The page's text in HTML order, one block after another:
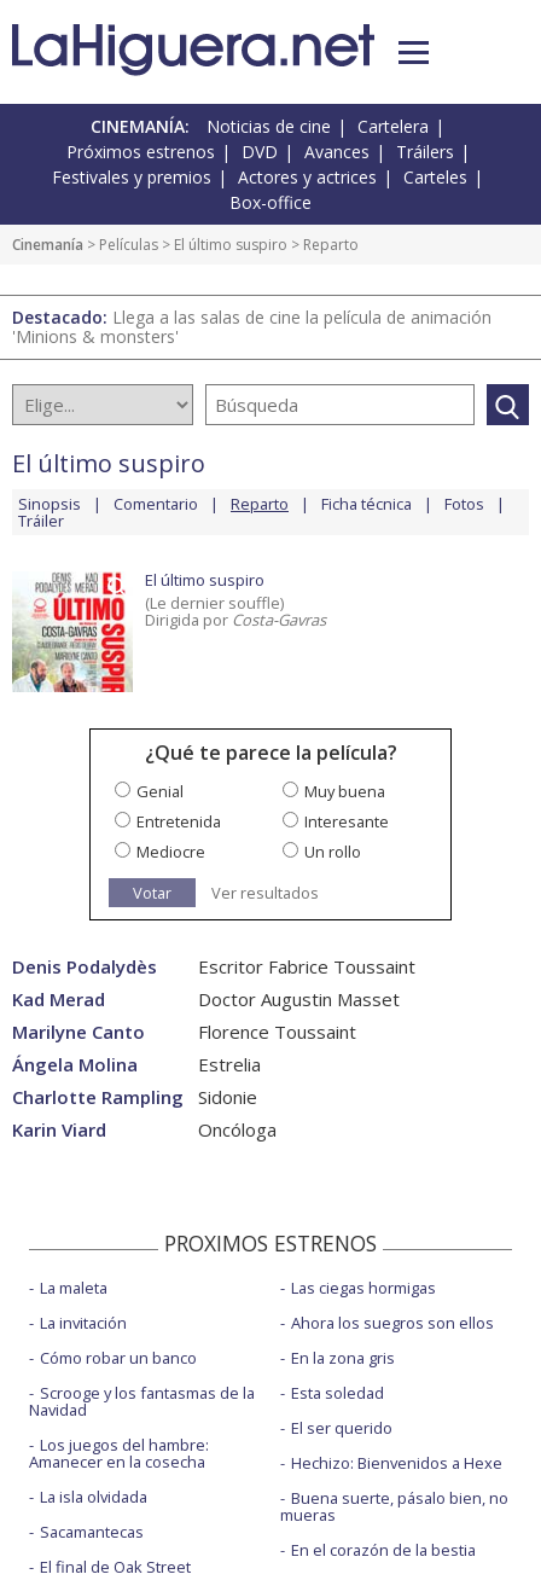
CINEMANÍA: Noticias de cine
Cartelera
Próximos estrenos
DVD Avances
Tráilers
Festivales y premios
Actores y actrices
Carteles
Box-office
Cinemanía > Películas > El último suspiro > Reparto
Destacado: Llega a las salas de cine la película de animación
'Minions & monsters'
El último suspiro
Sinopsis Comentario Reparto Ficha técnica Fotos
Tráiler
El último suspiro
(Le dernier souffle)
Dirigida por Costa-Gavras
¿Qué te parece la película?
Genial
Muy buena
Entretenida
Interesante
Mediocre
Un rollo
Votar
Ver resultados
Denis Podalydès
Escritor Fabrice Toussaint
Kad Merad
Doctor Augustin Masset
Marilyne Canto
Florence Toussaint
Ángela Molina
Estrelia
Charlotte Rampling
Sidonie
Karin Viard
Oncóloga
PROXIMOS ESTRENOS
La maleta
La invitación
Cómo robar un banco
Scrooge y los fantasmas de la
Navidad
Los juegos del hambre:
Amanecer en la cosecha
La isla olvidada
Sacamantecas
El final de Oak Street
Las ciegas hormigas
Ahora los suegros son ellos
En la zona gris
Esta soledad
El ser querido
Hechizo: Bienvenidos a Hexe
Buena suerte, pásalo bien, no
mueras
En el corazón de la bestia